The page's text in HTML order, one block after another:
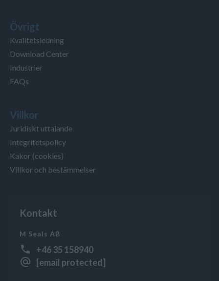
Övrigt
Kvalitetsledning
Download Center
Industrier
FAQs
Villkor
Juridiskt uttalande
Integritetspolicy
Kakor (cookies)
Villkor och bestämmelser
Kontakt
M Seals AB
+46 35 158940
[email protected]